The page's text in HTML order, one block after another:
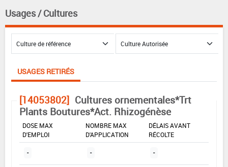
Usages / Cultures
USAGES RETIRÉS
[14053802] Cultures ornementales*Trt
Plants Boutures*Act. Rhizogénèse
DOSE MAX
D'EMPLOI
NOMBRE MAX
D'APPLICATION
DÉLAIS AVANT
RÉCOLTE
- - -